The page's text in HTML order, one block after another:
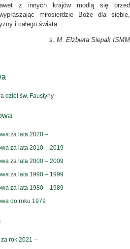
z innych krajów modlą się przed
miłosierdzie Boże dla siebie,
i całego świata.
s. M. Elżbieta Siepak ISMM
dzieł św. Faustyny
za lata 2020 –
za lata 2010 – 2019
za lata 2000 – 2009
za lata 1990 – 1999
za lata 1980 – 1989
do roku 1979
rok 2021 –